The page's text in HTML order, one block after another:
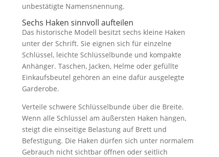
unbestätigte Namensnennung.
Sechs Haken sinnvoll aufteilen
Das historische Modell besitzt sechs kleine Haken
unter der Schrift. Sie eignen sich für einzelne
Schlüssel, leichte Schlüsselbunde und kompakte
Anhänger. Taschen, Jacken, Helme oder gefüllte
Einkaufsbeutel gehören an eine dafür ausgelegte
Garderobe.
Verteile schwere Schlüsselbunde über die Breite.
Wenn alle Schlüssel am äußersten Haken hängen,
steigt die einseitige Belastung auf Brett und
Befestigung. Die Haken dürfen sich unter normalem
Gebrauch nicht sichtbar öffnen oder seitlich